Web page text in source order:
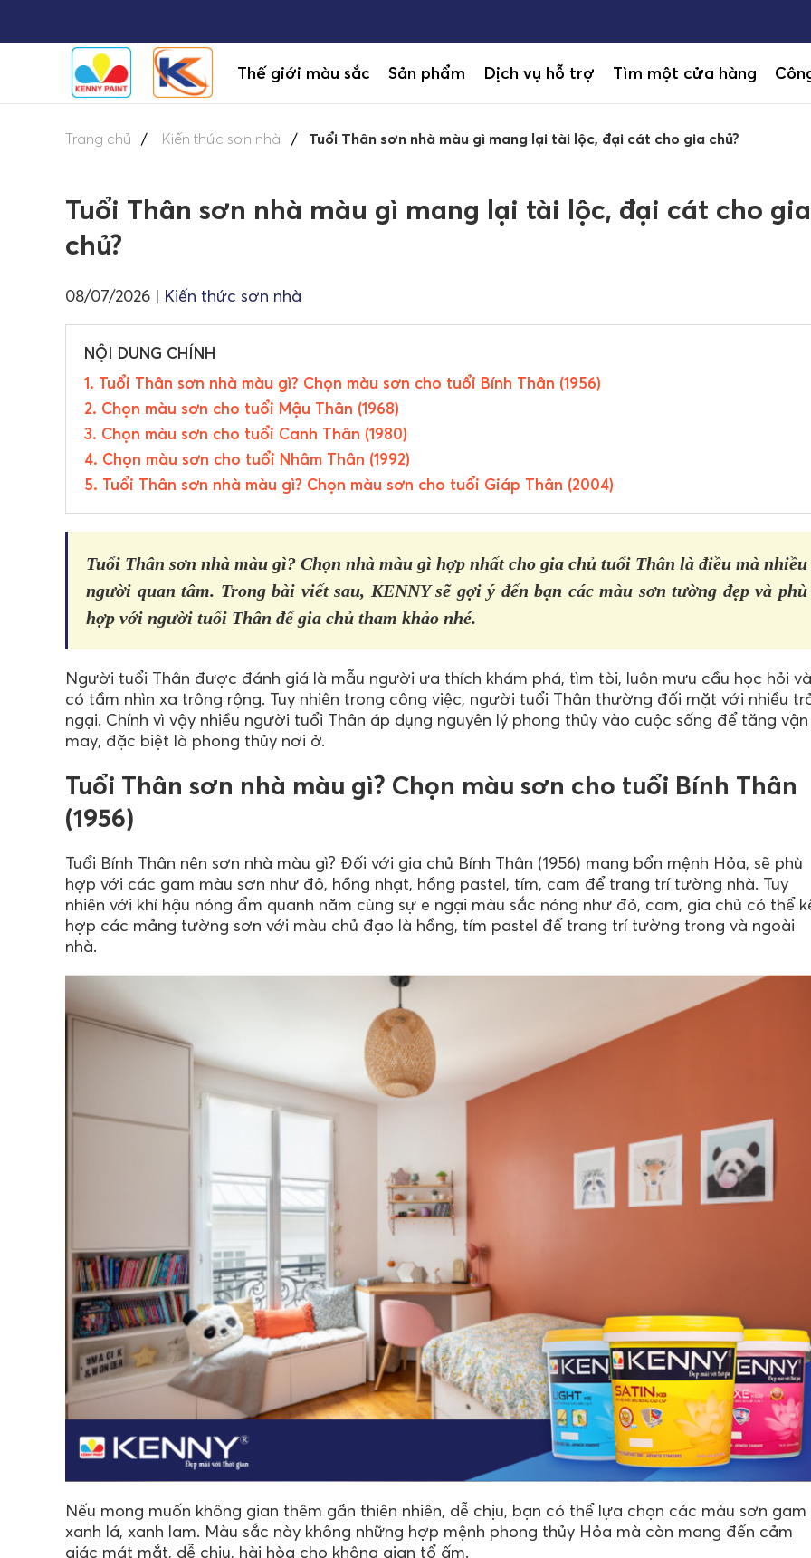
Thế giới màu sắc Sản phẩm Dịch vụ hỗ trợ Tìm một cửa hàng
Trang chủ Kiến thức sơn nhà Tuổi Thân sơn nhà màu gì mang lại tài lộc, đại cát cho gia chủ?
Tuổi Thân sơn nhà màu gì mang lại tài lộc, đại cát cho gia
chủ?
08/07/2026 | Kiến thức sơn nhà
NỘI DUNG CHÍNH
1. Tuổi Thân sơn nhà màu gì? Chọn màu sơn cho tuổi Bính Thân (1956)
2. Chọn màu sơn cho tuổi Mậu Thân (1968)
3. Chọn màu sơn cho tuổi Canh Thân (1980)
4. Chọn màu sơn cho tuổi Nhâm Thân (1992)
5. Tuổi Thân sơn nhà màu gì? Chọn màu sơn cho tuổi Giáp Thân (2004)
Tuổi Thân sơn nhà màu gì? Chọn nhà màu gì hợp nhất cho gia chủ tuổi Thân là điều mà nhiều
người quan tâm. Trong bài viết sau, KENNY sẽ gợi ý đến bạn các màu sơn tường đẹp và phù
hợp với người tuổi Thân để gia chủ tham khảo nhé.
Người tuổi Thân được đánh giá là mẫu người ưa thích khám phá, tìm tòi, luôn mưu cầu học hỏi và
có tầm nhìn xa trông rộng. Tuy nhiên trong công việc, người tuổi Thân thường đối mặt với nhiều
ngại. Chính vì vậy nhiều người tuổi Thân áp dụng nguyên lý phong thủy vào cuộc sống để tăng vận
may, đặc biệt là phong thủy nơi ở.
Tuổi Thân sơn nhà màu gì? Chọn màu sơn cho tuổi Bính Thân
(1956)
Tuổi Bính Thân nên sơn nhà màu gì? Đối với gia chủ Bính Thân (1956) mang bổn mệnh Hỏa, sẽ phù
hợp với các gam màu sơn như đỏ, hồng nhạt, hồng pastel, tím, cam để trang trí tường nhà. Tuy
nhiên với khí hậu nóng ẩm quanh năm cùng sự e ngại màu sắc nóng như đỏ, cam, gia chủ có thể
hợp các mảng tường sơn với màu chủ đạo là hồng, tím pastel để trang trí tường trong và ngoài
nhà.
Nếu mong muốn không gian thêm gần thiên nhiên, dễ chịu, bạn có thể lựa chọn các màu sơn gam
xanh lá, xanh lam. Màu sắc này không những hợp mệnh phong thủy Hỏa mà còn mang đến cảm
giác mát mắt, dễ chịu, hài hòa cho không gian tổ ấm.